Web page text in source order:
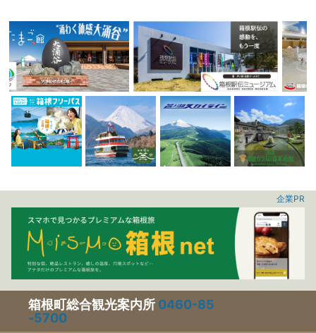
企業PR
箱根町総合観光案内所 0460-85
-5700